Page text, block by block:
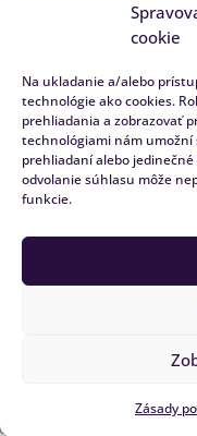
cookie
Na ukladanie a/alebo
technológie ako cookies.
prehliadania a zobrazovať
technológiami nám umožní
prehliadaní alebo
odvolanie súhlasu môže
funkcie.
Zásady
©2026